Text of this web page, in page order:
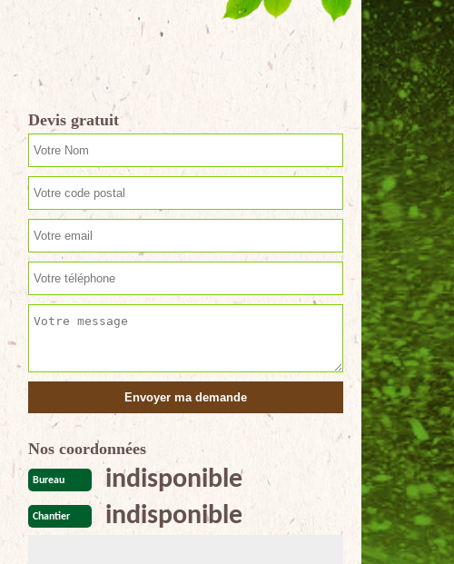
Devis gratuit
Nos coordonnées
Bureau indisponible
Chantier indisponible